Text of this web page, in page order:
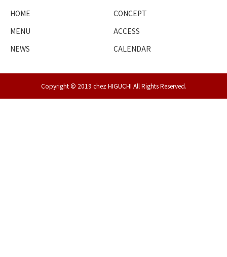
HOME
CONCEPT
MENU
ACCESS
NEWS
CALENDAR
Copyright © 2019 chez HIGUCHI All Rights Reserved.